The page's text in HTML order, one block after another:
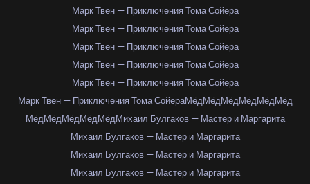
Марк Твен — Приключения Тома Сойера
Марк Твен — Приключения Тома Сойера
Марк Твен — Приключения Тома Сойера
Марк Твен — Приключения Тома Сойера
Марк Твен — Приключения Тома Сойера
Марк Твен — Приключения Тома СойераМёдМёдМёдМёдМёдМёд
МёдМёдМёдМёдМёдМихаил Булгаков — Мастер и Маргарита
Михаил Булгаков — Мастер и Маргарита
Михаил Булгаков — Мастер и Маргарита
Михаил Булгаков — Мастер и Маргарита